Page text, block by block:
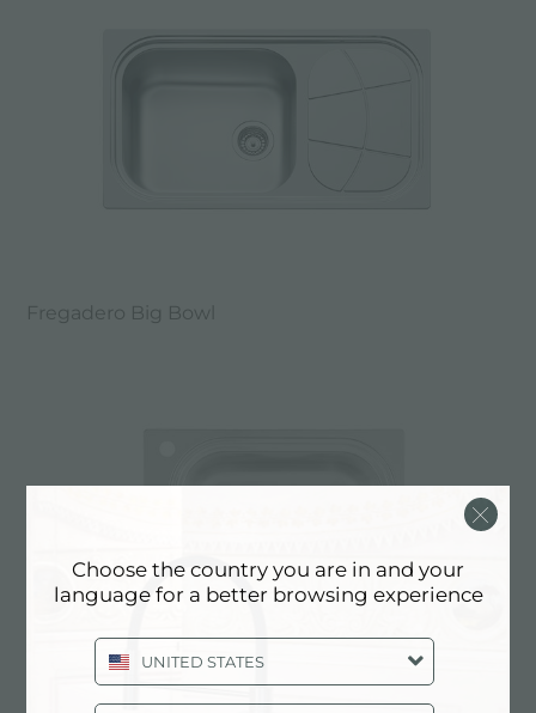
Fregadero Big Bowl
Choose the country you are in and your
language for a better browsing experience
UNITED STATES